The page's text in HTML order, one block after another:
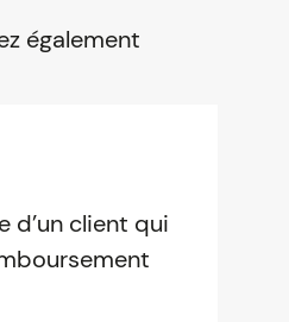
également
d’un client qui